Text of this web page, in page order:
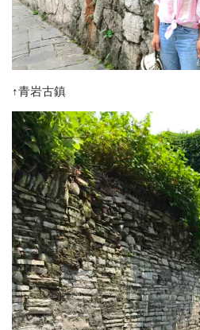
↑青岩古鎮